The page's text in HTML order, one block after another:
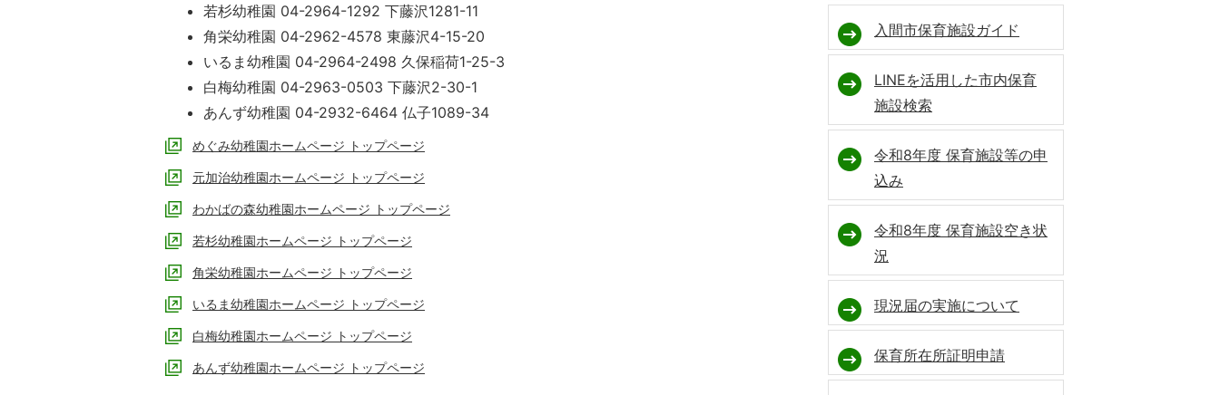
若杉幼稚園 04-2964-1292 下藤沢1281-11
角栄幼稚園 04-2962-4578 東藤沢4-15-20
いるま幼稚園 04-2964-2498 久保稲荷1-25-3
白梅幼稚園 04-2963-0503 下藤沢2-30-1
あんず幼稚園 04-2932-6464 仏子1089-34
めぐみ幼稚園ホームページ トップページ
元加治幼稚園ホームページ トップページ
わかばの森幼稚園ホームページ トップページ
若杉幼稚園ホームページ トップページ
角栄幼稚園ホームページ トップページ
いるま幼稚園ホームページ トップページ
白梅幼稚園ホームページ トップページ
あんず幼稚園ホームページ トップページ
入間市保育施設ガイド
LINEを活用した市内保育
施設検索
令和8年度 保育施設等の申
込み
令和8年度 保育施設空き状
況
現況届の実施について
保育所在所証明申請